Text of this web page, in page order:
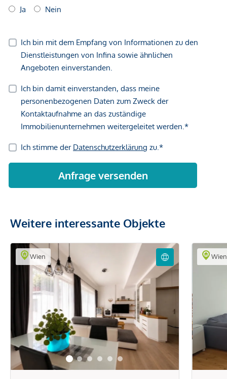
Weitere interessante Objekte
Wien Wien